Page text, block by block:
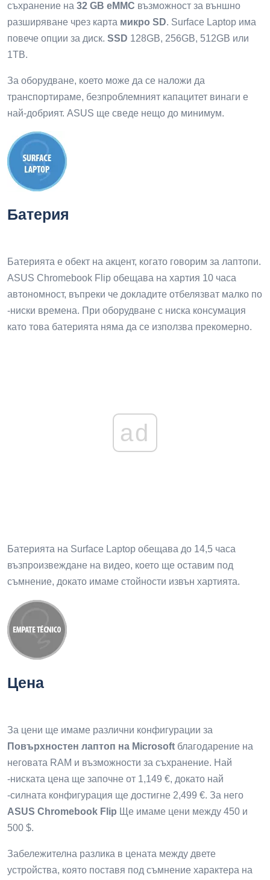
съхранение на 32 GB eMMC възможност за външно
разширяване чрез карта микро SD. Surface Laptop има
повече опции за диск. SSD 128GB, 256GB, 512GB или
1TB.
За оборудване, което може да се наложи да
транспортираме, безпроблемният капацитет винаги е
най-добрият. ASUS ще сведе нещо до минимум.
Батерия
Батерията е обект на акцент, когато говорим за лаптопи.
ASUS Chromebook Flip обещава на хартия 10 часа
автономност, въпреки че докладите отбелязват малко по
-ниски времена. При оборудване с ниска консумация
като това батерията няма да се използва прекомерно.
ad
Батерията на Surface Laptop обещава до 14,5 часа
възпроизвеждане на видео, което ще оставим под
съмнение, докато имаме стойности извън хартията.
Цена
За цени ще имаме различни конфигурации за
Повърхностен лаптоп на Microsoft благодарение на
неговата RAM и възможности за съхранение. Най
-ниската цена ще започне от 1,149 €, докато най
-силната конфигурация ще достигне 2,499 €. За него
ASUS Chromebook Flip Ще имаме цени между 450 и
500 $.
Забележителна разлика в цената между двете
устройства, която поставя под съмнение характера на